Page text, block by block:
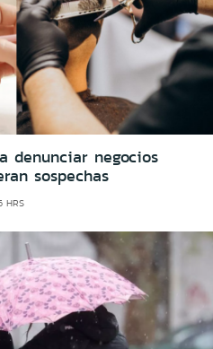
denunciar negocios
sospechas
HRS